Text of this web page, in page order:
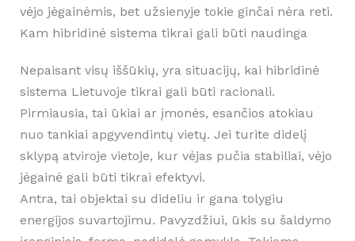
vėjo jėgainėmis, bet užsienyje tokie ginčai nėra reti.
Kam hibridinė sistema tikrai gali būti naudinga
Nepaisant visų iššūkių, yra situacijų, kai hibridinė
sistema Lietuvoje tikrai gali būti racionali.
Pirmiausia, tai ūkiai ar įmonės, esančios atokiau
nuo tankiai apgyvendintų vietų. Jei turite didelį
sklypą atviroje vietoje, kur vėjas pučia stabiliai, vėjo
jėgainė gali būti tikrai efektyvi.
Antra, tai objektai su dideliu ir gana tolygiu
energijos suvartojimu. Pavyzdžiui, ūkis su šaldymo